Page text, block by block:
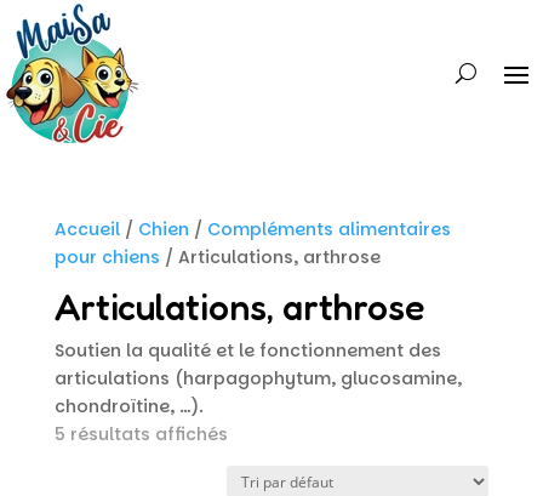
Accueil/ Chien / Compléments alimentaires
pour chiens / Articulations, arthrose
Articulations, arthrose
Soutien la qualité et le fonctionnement des
articulations (harpagophytum, glucosamine,
chondroïtine, …).
5 résultats affichés